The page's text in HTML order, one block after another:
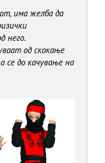
има желба да
него.
од скокање
се до качување на